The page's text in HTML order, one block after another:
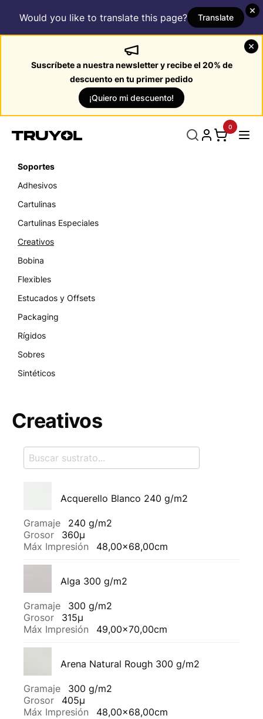
Would you like to translate this page? Translate
Suscríbete a nuestra newsletter y recibe el 20% de
descuento en tu primer pedido
¡Quiero mi descuento!
0
Soportes
Adhesivos
Cartulinas
Cartulinas Especiales
Creativos
Bobina
Flexibles
Estucados y Offsets
Packaging
Rígidos
Sobres
Sintéticos
Creativos
Acquerello Blanco 240 g/m2
Gramaje
240 g/m2
Grosor
360µ
Máx Impresión
48,00x68,00cm
Alga 300 g/m2
Gramaje
300 g/m2
Grosor
315µ
Máx Impresión
49,00x70,00cm
Arena Natural Rough 300 g/m2
Gramaje
300 g/m2
Grosor
405µ
Máx Impresión
48,00x68,00cm